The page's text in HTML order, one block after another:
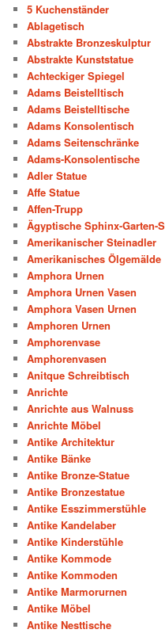
5 Kuchenständer
Ablagetisch
Abstrakte Bronzeskulptur
Abstrakte Kunststatue
Achteckiger Spiegel
Adams Beistelltisch
Adams Beistelltische
Adams Konsolentisch
Adams Seitenschränke
Adams-Konsolentische
Adler Statue
Affe Statue
Affen-Trupp
Ägyptische Sphinx-Garten-
Amerikanischer Steinadler
Amerikanisches Ölgemälde
Amphora Urnen
Amphora Urnen Vasen
Amphora Vasen Urnen
Amphoren Urnen
Amphorenvase
Amphorenvasen
Anitque Schreibtisch
Anrichte
Anrichte aus Walnuss
Anrichte Möbel
Antike Architektur
Antike Bänke
Antike Bronze-Statue
Antike Bronzestatue
Antike Esszimmerstühle
Antike Kandelaber
Antike Kinderstühle
Antike Kommode
Antike Kommoden
Antike Marmorurnen
Antike Möbel
Antike Nesttische